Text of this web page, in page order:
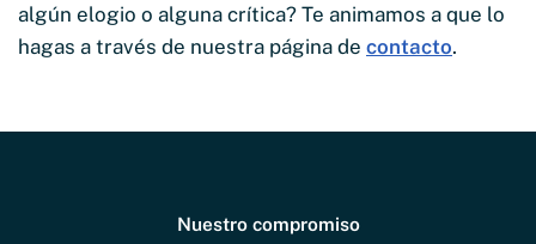
algún elogio o alguna crítica? Te animamos a que lo
hagas a través de nuestra página de contacto.
Nuestro compromiso